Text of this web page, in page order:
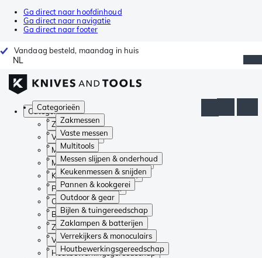
Ga direct naar hoofdinhoud
Ga direct naar navigatie
Ga direct naar footer
Vandaag besteld, maandag in huis
NL
Categorieën
Zakmessen
Vaste messen
Multitools
Messen slijpen & onderhoud
Keukenmessen & snijden
Pannen & kookgerei
Outdoor & gear
Bijlen & tuingereedschap
Zaklampen & batterijen
Verrekijkers & monoculairs
Houtbewerkingsgereedschap
Categorieën
Zakmessen
Vaste messen
Multitools
Messen slijpen & onderhoud
Keukenmessen & snijden
Pannen & kookgerei
Outdoor & gear
Bijlen & tuingereedschap
Zaklampen & batterijen
Verrekijkers & monoculairs
Houtbewerkingsgereedschap